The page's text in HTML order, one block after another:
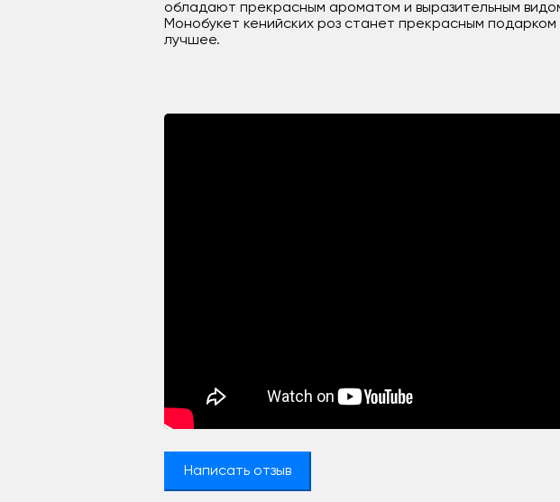
обладают прекрасным ароматом и выразительным
Монобукет кенийских роз станет прекрасным
лучшее.
Написать отзыв